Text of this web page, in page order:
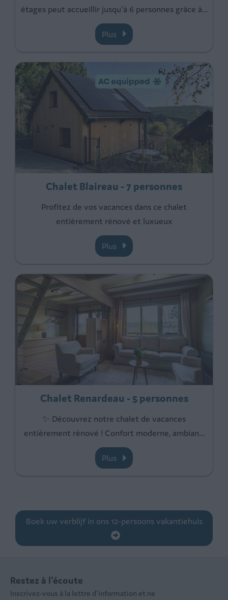
étages peut accueillir jusqu'à 6 personnes grâce à…
Plus
Chalet Blaireau - 7 personnes
Profitez de vos vacances dans ce chalet
entièrement rénové et luxueux
Plus
Chalet Renardeau - 5 personnes
✨ Découvrez notre chalet de vacances
entièrement rénové ! Confort moderne, ambian…
Plus
Boek uw verblijf in ons 12-persoons vakantiehuis
Restez à l'écoute
Inscrivez-vous à la lettre d'information et ne